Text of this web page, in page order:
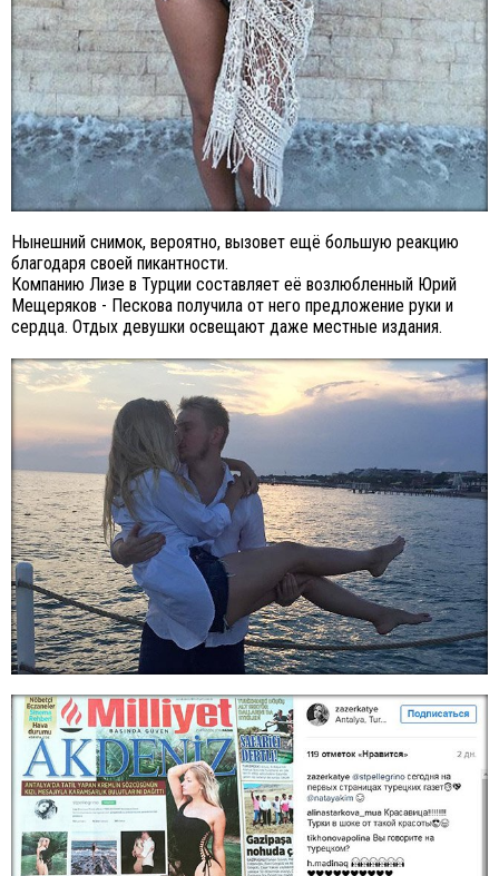
Нынешний снимок, вероятно, вызовет ещё большую реакцию
благодаря своей пикантности.
Компанию Лизе в Турции составляет её возлюбленный Юрий
Мещеряков - Пескова получила от него предложение руки и
сердца. Отдых девушки освещают даже местные издания.